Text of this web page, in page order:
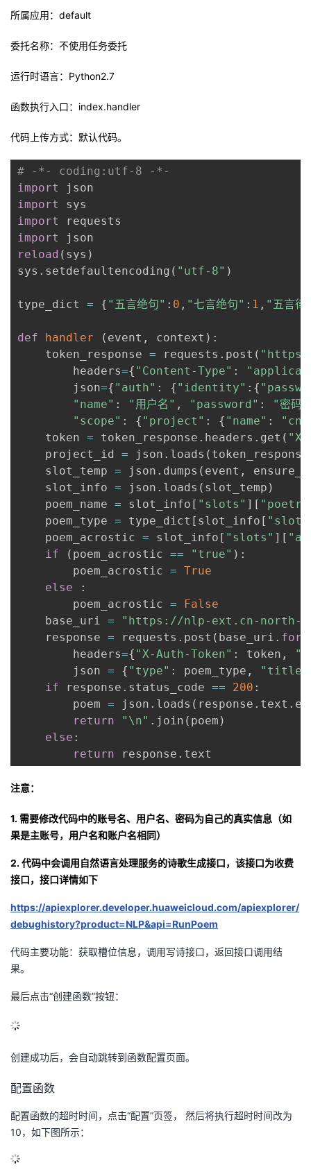
所属应用： default
委托名称：不使用任务委托
运行时语言： Python2.7
函数执行入口： index.handler
代码上传方式：默认代码。
# -*- coding:utf-8 -*-
import
import
import
import
reload ( sys )
sys . setdefaultencoding ( "utf-8" )
type_dict = { "五言绝句" : 0 , "七言绝句" : 1 , "五言律
def handler ( event , context ) :
    token_response
= requests . post (
        headers
={ "Content-Type" :
        json
={ "auth" : { "identity" : {
"name" : "用户名" , "password" : "密码"
"scope" : { "project" : { "name" :
    token
= token_response . headers . get (
    project_id
= json . loads ( token_response
    slot_temp
= json . dumps ( event ,
    slot_info
= json . loads ( slot_temp )
    poem_name
= slot_info [ "slots" ] [
    poem_type
= type_dict [ slot_info [
    poem_acrostic
= slot_info [ "slots" ] [
if
( poem_acrostic == "true" ) :
        poem_acrostic
= True
else
:
        poem_acrostic
=
False
    base_uri
=
"https://nlp-ext.cn-north-
    response
= requests . post ( base_uri .
        headers
={ "X-Auth-Token" : token ,
        json
= { "type" : poem_type , "title"
if response . status_code == 200 :
        poem
= json . loads ( response . text .
return
"\n" . join ( poem )
else :
return response . text
注意：
1. 需要修改代码中的账号名、用户名、密码为自己的真实信息（如
果是主账号，用户名和账户名相同）
2.代码中会调用自然语言处理服务的诗歌生成接口，该接口为收费
接口，接口详情如下
https://apiexplorer.developer.huaweicloud.com/apiexplorer/
debughistory?product=NLP&api=RunPoem
代码主要功能：获取槽位信息，调用写诗接口，返回接口调用结
果。
最后点击“创建函数”按钮：
创建成功后，会自动跳转到函数配置页面。
配置函数
配置函数的超时时间，点击“配置”页签， 然后将执行超时时间改为
10，如下图所示：